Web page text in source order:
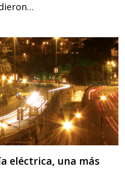
eléctrica, una más